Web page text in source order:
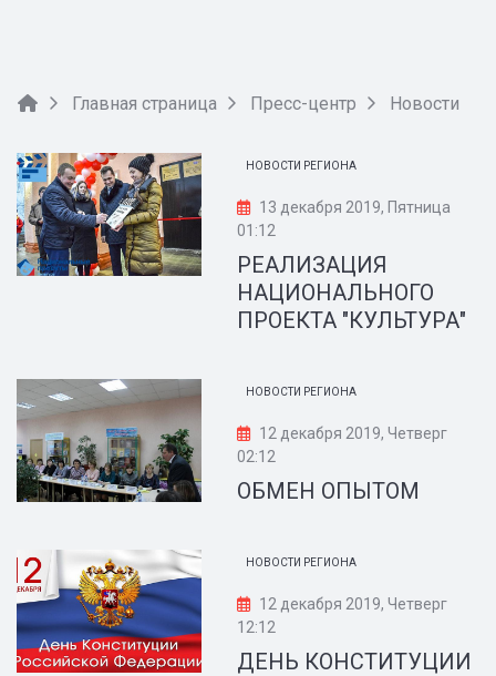
Главная страница Пресс-центр Новости
НОВОСТИ РЕГИОНА
13 декабря 2019, Пятница
01:12
РЕАЛИЗАЦИЯ
НАЦИОНАЛЬНОГО
ПРОЕКТА "КУЛЬТУРА"
НОВОСТИ РЕГИОНА
12 декабря 2019, Четверг
02:12
ОБМЕН ОПЫТОМ
НОВОСТИ РЕГИОНА
12 декабря 2019, Четверг
12:12
ДЕНЬ КОНСТИТУЦИИ